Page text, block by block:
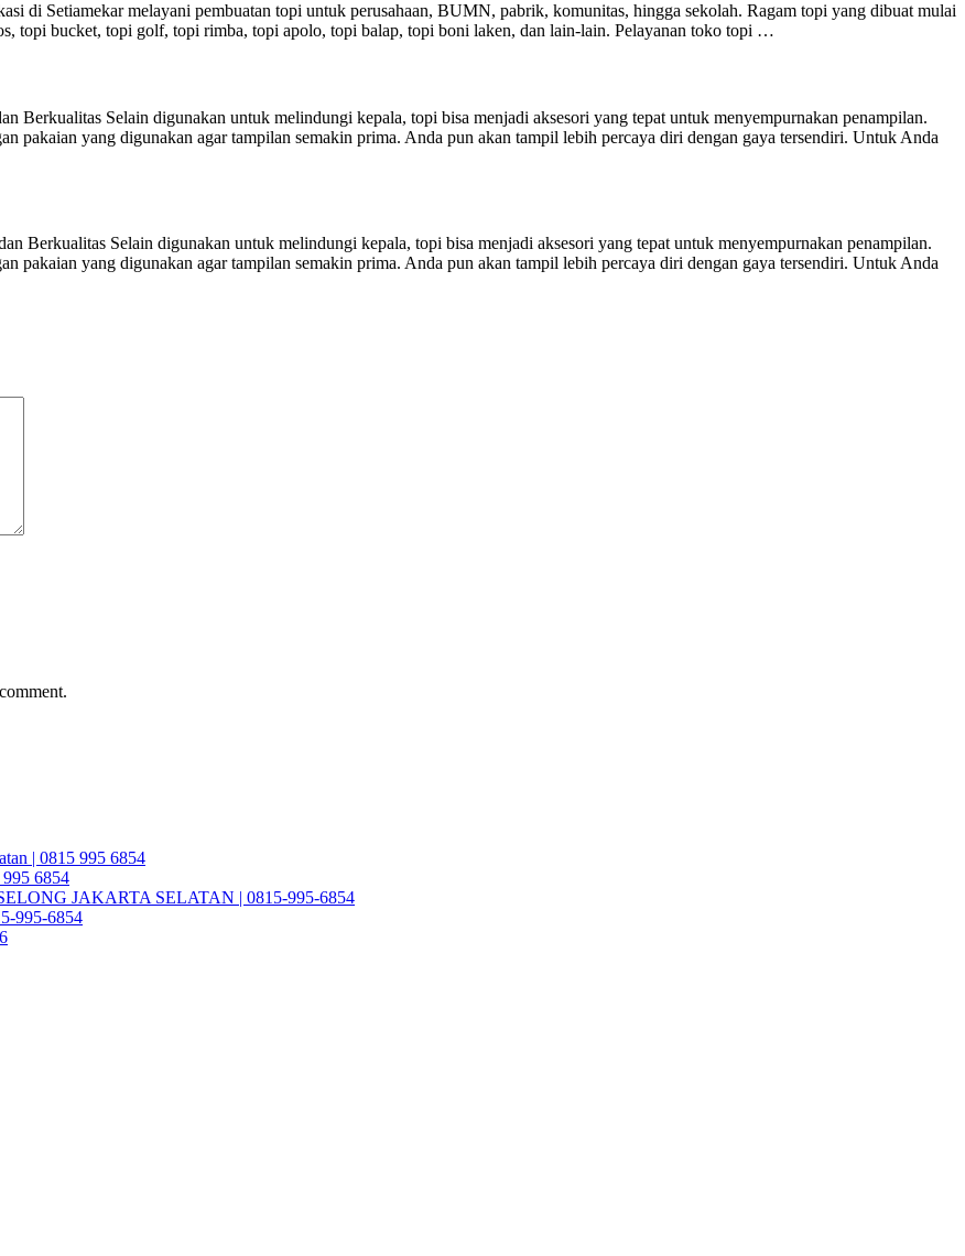
di Setiamekar melayani pembuatan topi untuk perusahaan, BUMN, pabrik, komunitas, hingga sekolah. Ragam topi yang dibuat mulai
topi bucket, topi golf, topi rimba, topi apolo, topi balap, topi boni laken, dan lain-lain. Pelayanan toko topi …
Selain digunakan untuk melindungi kepala, topi bisa menjadi aksesori yang tepat untuk menyempurnakan penampilan.
pakaian yang digunakan agar tampilan semakin prima. Anda pun akan tampil lebih percaya diri dengan gaya tersendiri. Untuk Anda
Berkualitas Selain digunakan untuk melindungi kepala, topi bisa menjadi aksesori yang tepat untuk menyempurnakan penampilan.
pakaian yang digunakan agar tampilan semakin prima. Anda pun akan tampil lebih percaya diri dengan gaya tersendiri. Untuk Anda
| 0815 995 6854
995 6854
JAKARTA SELATAN | 0815-995-6854
995-6854